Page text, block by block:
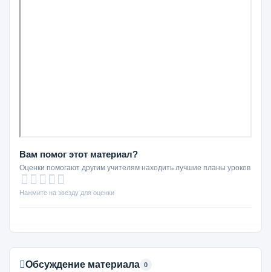
Вам помог этот материал?
Оценки помогают другим учителям находить лучшие планы уроков
Нажмите на звезду для оценки
Обсуждение материала 0